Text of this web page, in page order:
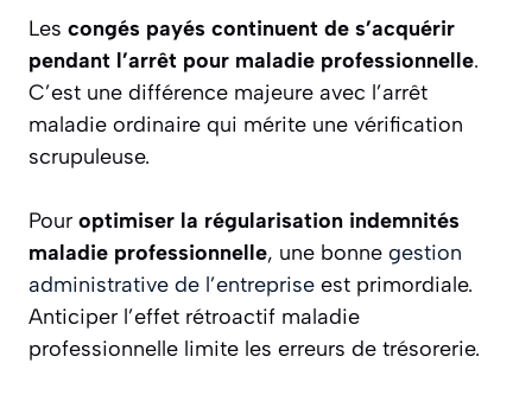
Les congés payés continuent de s’acquérir
pendant l’arrêt pour maladie professionnelle.
C’est une différence majeure avec l’arrêt
maladie ordinaire qui mérite une vérification
scrupuleuse.
Pour optimiser la régularisation indemnités
maladie professionnelle, une bonne gestion
administrative de l’entreprise est primordiale.
Anticiper l’effet rétroactif maladie
professionnelle limite les erreurs de trésorerie.